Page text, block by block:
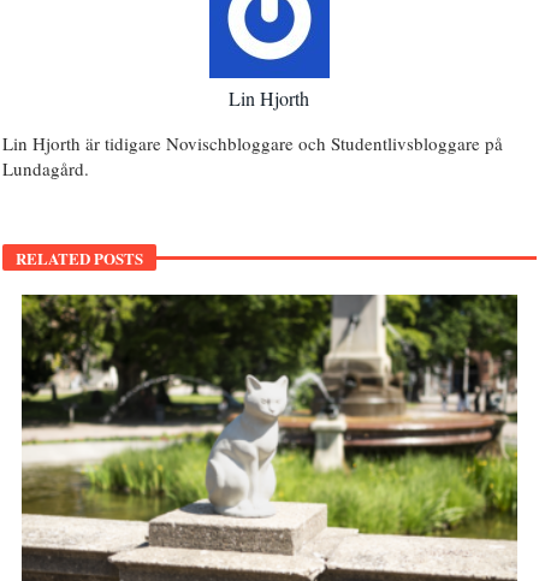
Lin Hjorth
Lin Hjorth är tidigare Novischbloggare och Studentlivsbloggare på
Lundagård.
RELATED POSTS